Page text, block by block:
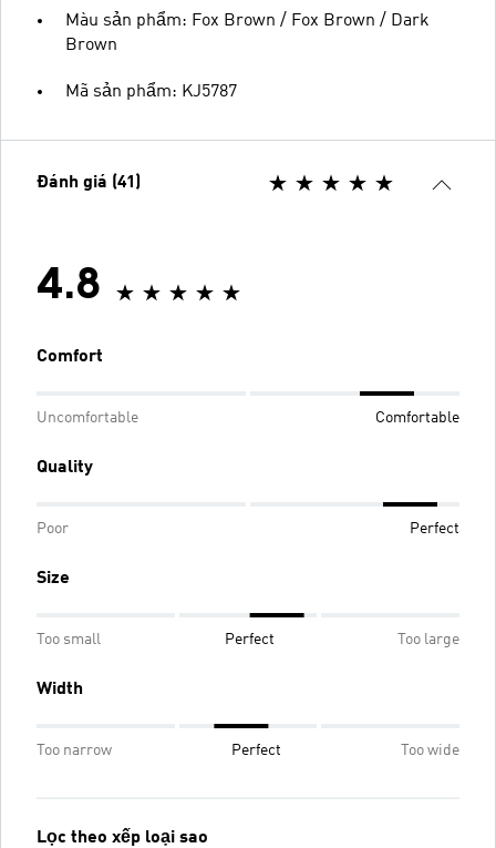
Màu sản phẩm: Fox Brown / Fox Brown / Dark
Brown
Mã sản phẩm: KJ5787
Đánh giá (41)
4.8
Comfort
Uncomfortable Comfortable
Quality
Poor Perfect
Size
Too small Perfect Too large
Width
Too narrow Perfect Too wide
Lọc theo xếp loại sao